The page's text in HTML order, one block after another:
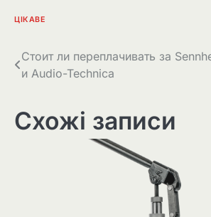
ЦІКАВЕ
Навігація
записів
Стоит ли переплачивать за
и Audio-Technica
Схожі записи